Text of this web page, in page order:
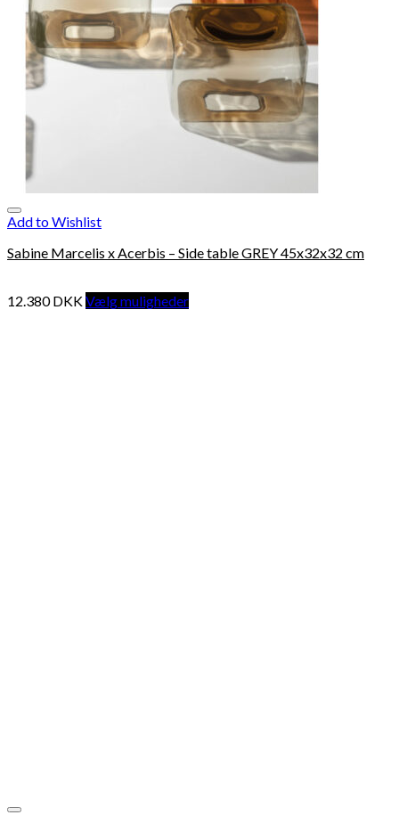
Add to Wishlist
Sabine Marcelis x Acerbis – Side table GREY 45x32x32 cm
12.380DKKVælg muligheder